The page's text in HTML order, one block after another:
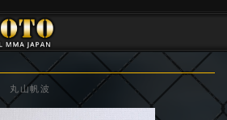
丸山帆波